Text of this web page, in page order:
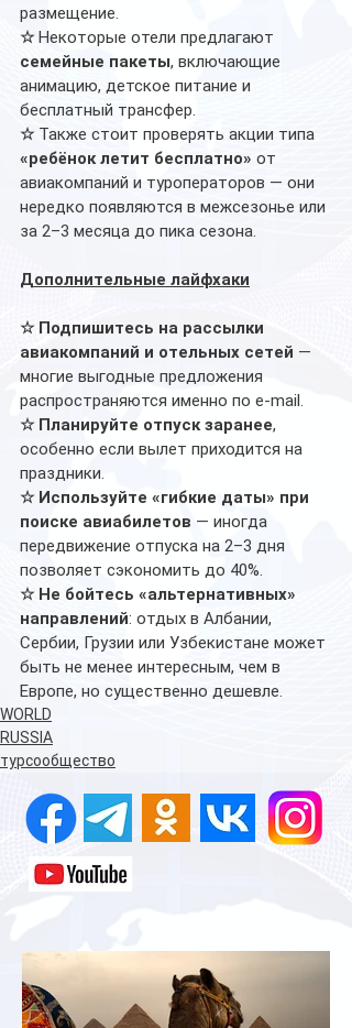
размещение.
☆ Некоторые отели предлагают
семейные пакеты, включающие
анимацию, детское питание и
бесплатный трансфер.
☆ Также стоит проверять акции типа
«ребёнок летит бесплатно» от
авиакомпаний и туроператоров — они
нередко появляются в межсезонье или
за 2–3 месяца до пика сезона.
Дополнительные лайфхаки
☆ Подпишитесь на рассылки
авиакомпаний и отельных сетей —
многие выгодные предложения
распространяются именно по e-mail.
☆ Планируйте отпуск заранее,
особенно если вылет приходится на
праздники.
☆ Используйте «гибкие даты» при
поиске авиабилетов — иногда
передвижение отпуска на 2–3 дня
позволяет сэкономить до 40%.
☆ Не бойтесь «альтернативных»
направлений: отдых в Албании,
Сербии, Грузии или Узбекистане может
быть не менее интересным, чем в
Европе, но существенно дешевле.
WORLD
RUSSIA
турсообщество